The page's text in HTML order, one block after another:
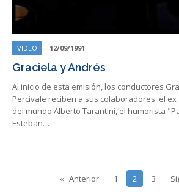
VIDEO 12/09/1991
Graciela y Andrés
Al inicio de esta emisión, los conductores
Percivale reciben a sus colaboradores: el
del mundo Alberto Tarantini, el humorista
Esteban…
Anterior 1 2 3